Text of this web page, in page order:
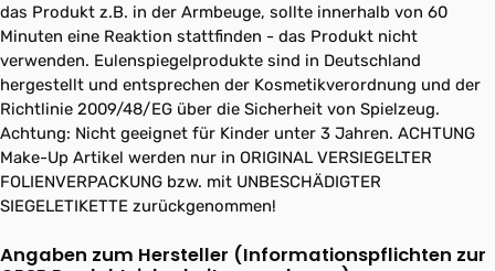
das Produkt z.B. in der Armbeuge, sollte innerhalb von 60
Minuten eine Reaktion stattfinden - das Produkt nicht
verwenden. Eulenspiegelprodukte sind in Deutschland
hergestellt und entsprechen der Kosmetikverordnung und der
Richtlinie 2009/48/EG über die Sicherheit von Spielzeug.
Achtung: Nicht geeignet für Kinder unter 3 Jahren. ACHTUNG
Make-Up Artikel werden nur in ORIGINAL VERSIEGELTER
FOLIENVERPACKUNG bzw. mit UNBESCHÄDIGTER
SIEGELETIKETTE zurückgenommen!
Angaben zum Hersteller (Informationspflichten zur